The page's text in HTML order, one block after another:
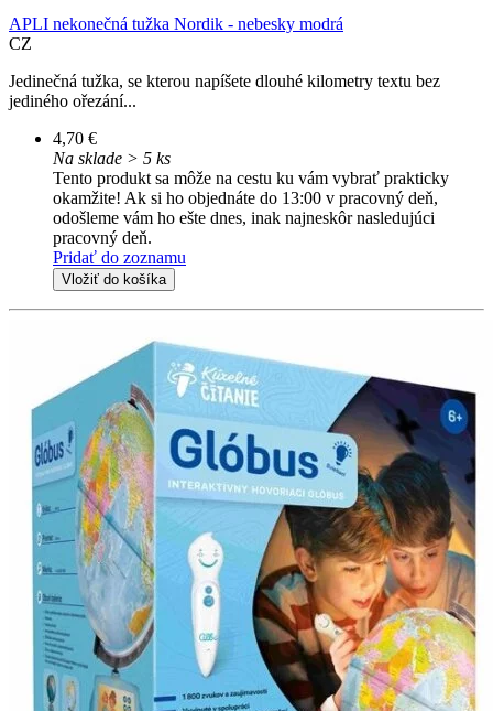
APLI nekonečná tužka Nordik - nebesky modrá
CZ
Jedinečná tužka, se kterou napíšete dlouhé kilometry textu bez
jediného ořezání...
4,70 €
Na sklade > 5 ks
Tento produkt sa môže na cestu ku vám vybrať prakticky
okamžite! Ak si ho objednáte do 13:00 v pracovný deň,
odošleme vám ho ešte dnes, inak najneskôr nasledujúci
pracovný deň.
Pridať do zoznamu
Vložiť do košíka